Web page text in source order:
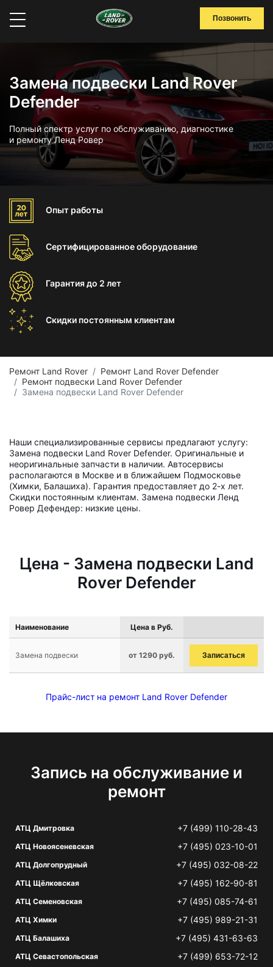
Позвонить
Замена подвески Land Rover
Defender
Полный спектр услуг по обслуживанию, диагностике
и ремонту Ленд Ровер
Опыт работы
Сертифицированноеоборудование
Гарантиядо 2 лет
Скидки постоянным клиентам
Ремонт Land Rover
Ремонт Land Rover Defender
Ремонт подвески Land Rover Defender
Замена подвески Land Rover Defender
Наши специализированные сервисы предлагают услугу:
Замена подвески Land Rover Defender. Оригинальные и
неоригинальные запчасти в наличии. Автосервисы
располагаются в Москве и в ближайшем Подмосковье
(Химки, Балашиха). Гарантия предоставляет до 2-х лет.
Скидки постоянным клиентам. Замена подвески Ленд
Ровер Дефендер: низкие цены.
Цена - Замена подвески Land
Rover Defender
Наименование Цена в Руб.
Замена подвески от 1290 руб. Записаться
Прайс-лист на ремонт Land Rover Defender
Запись на обслуживание и
ремонт
АТЦ Дмитровка +7 (499) 110-28-43
АТЦ Новоясеневская +7 (495) 023-10-01
АТЦ Долгопрудный +7 (495) 032-08-22
АТЦ Щёлковская +7 (495) 162-90-81
АТЦ Семеновская +7 (495) 085-74-61
АТЦ Химки +7 (495) 989-21-31
АТЦ Балашиха +7 (495) 431-63-63
АТЦ Севастопольская +7 (499) 653-72-12